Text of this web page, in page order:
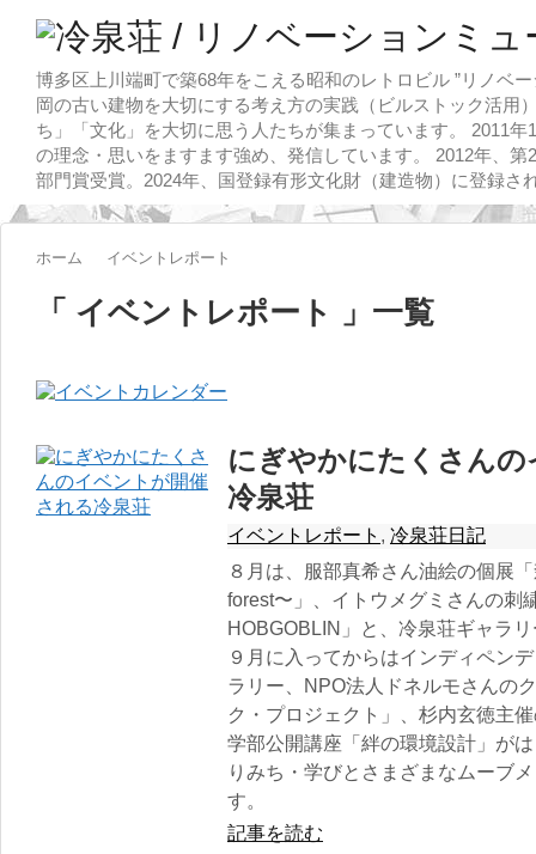
博多区上川端町で築68年をこえる昭和のレトロビル ”リノベ
岡の古い建物を大切にする考え方の実践（ビルストック活用
ち」「文化」を大切に思う人たちが集まっています。 2011
の理念・思いをますます強め、発信しています。 2012年、
部門賞受賞。2024年、国登録有形文化財（建造物）に登録さ
ホーム イベントレポート
「 イベントレポート 」一覧
にぎやかにたくさん
冷泉荘
イベントレポート , 冷泉荘日記
８月は、服部真希さん油絵の個展
forest〜」、イトウメグミさんの刺
HOBGOBLIN」と、冷泉荘ギャラ
９月に入ってからはインディペン
ラリー、NPO法人ドネルモさんの
ク・プロジェクト」、杉内玄徳主
学部公開講座「絆の環境設計」が
りみち・学びとさまざまなムーブ
す。
記事を読む